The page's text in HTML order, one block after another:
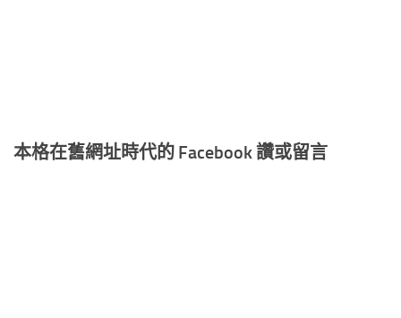
本格在舊網址時代的 Facebook 讚或留言